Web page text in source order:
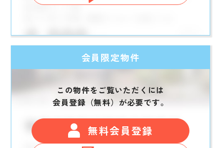
会員限定物件
この物件をご覧いただくには
会員登録（無料）が必要です。
無料会員登録